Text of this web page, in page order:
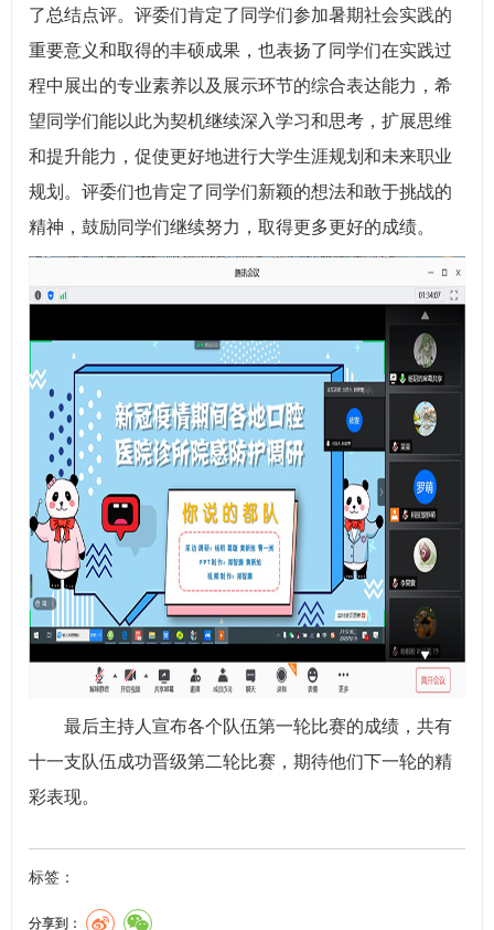
了总结点评。评委们肯定了同学们参加暑期社会实践的
重要意义和取得的丰硕成果，也表扬了同学们在实践过
程中展出的专业素养以及展示环节的综合表达能力，希
望同学们能以此为契机继续深入学习和思考，扩展思维
和提升能力，促使更好地进行大学生涯规划和未来职业
规划。评委们也肯定了同学们新颖的想法和敢于挑战的
精神，鼓励同学们继续努力，取得更多更好的成绩。
最后主持人宣布各个队伍第一轮比赛的成绩，共有
十一支队伍成功晋级第二轮比赛，期待他们下一轮的精
彩表现。
标签：
分享到：